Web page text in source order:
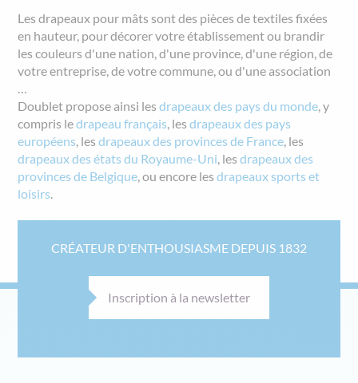
Les drapeaux pour mâts sont des pièces de textiles fixées
en hauteur, pour décorer votre établissement ou brandir
les couleurs d'une nation, d'une province, d'une région, de
votre entreprise, de votre commune, ou d'une association
…
Doublet propose ainsi les drapeaux des pays du monde, y
compris ledrapeau français, lesdrapeaux des pays
européens, lesdrapeaux des provinces de France, les
drapeaux des états du Royaume-Uni, lesdrapeaux des
provinces de Belgique, ou encore lesdrapeaux sports et
loisirs.
CRÉATEUR D'ENTHOUSIASME DEPUIS 1832
Inscription à la newsletter